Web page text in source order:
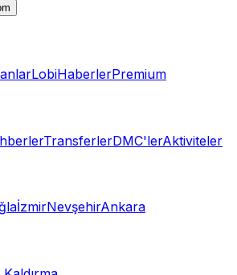
LobiHaberlerPremium
TransferlerDMC'lerAktiviteler
İzmirNevşehirAnkara